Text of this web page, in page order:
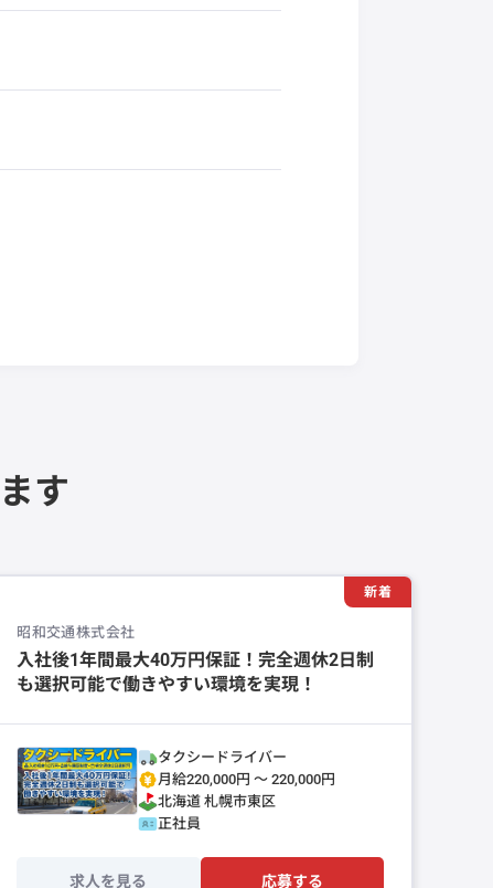
す
新着
昭和交通株式会社
入社後1年間最大40万円保証！完全週休2日制
も選択可能で働きやすい環境を実現！
タクシードライバー
月給220,000円 〜 220,000円
北海道札幌市東区
正社員
求人を見る 応募する